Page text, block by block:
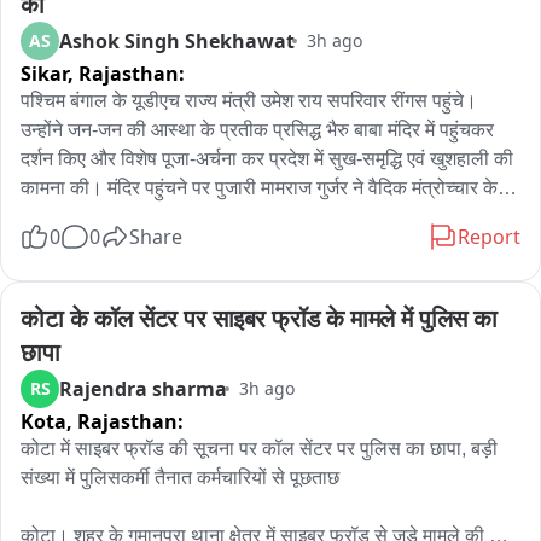
AS Ashok Singh Shekhawat 3h ago
Sikar, Rajasthan:
पश्चिम बंगाल के यूडीएच राज्य मंत्री उमेश राय सपरिवार रींगस पहुंचे।
उन्होंने जन-जन की आस्था के प्रतीक प्रसिद्ध भैरु बाबा मंदिर में पहुंचकर
दर्शन किए और विशेष पूजा-अर्चना कर प्रदेश में सुख-समृद्धि एवं खुशहाली की
कामना की। मंदिर पहुंचने पर पुजारी मामराज गुर्जर ने वैदिक मंत्रोच्चार के
कर क्षेत्र की सुख-शांति एवं समृद्धि की कामना की। पूजा के बाद मंदिर
बता दें कि उमेश राय खाटूश्यामजी में बाबा श्याम के दर्शन करने के बाद
सपरिवार रींगस स्थित भैरु बाबा के दरबार में पहुंचे थे। इस दौरान भाजपा
नेता विष्णु चेतानी सहित अनेक भाजपा पदाधिकारी एवं कार्यकर्ता मौजूद रहे।
भाजपा पदाधिकारियों ने राज्य मंत्री का स्वागत किया और मंदिर की धार्मिक
एवं ऐतिहासिक महत्ता से भी अवगत करवाया。
0 0 Share Report
कोटा के कॉल सेंटर पर साइबर फ्रॉड के मामले में पुलिस का
छापा
RS Rajendra sharma 3h ago
Kota, Rajasthan:
कोटा में साइबर फ्रॉड की सूचना पर कॉल सेंटर पर पुलिस का छापा, बड़ी
संख्या में पुलिसकर्मी तैनात कर्मचारियों से पूछताछ
कोटा। शहर के गुमानपुरा थाना क्षेत्र में साइबर फ्रॉड से जुड़े मामले की